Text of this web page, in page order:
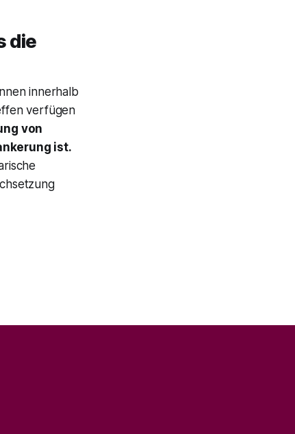
die
innerhalb
verfügen
von
ist.